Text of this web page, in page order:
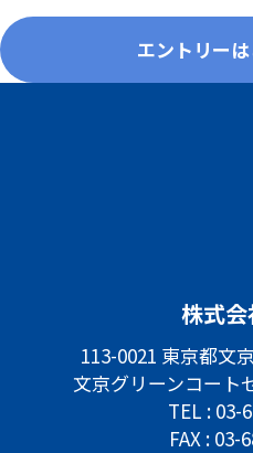
エントリー
株式
113-0021 東京都文
文京グリーンコート
TEL : 03-
FAX : 03-